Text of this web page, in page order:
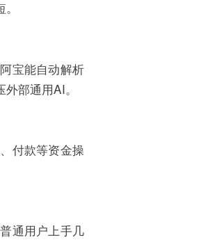
宝能自动解析
部通用AI。
付款等资金操
通用户上手几